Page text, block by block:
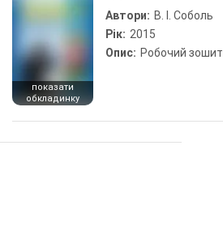
показати
обкладинку
Автори: В. І. Соболь
Рік: 2015
Опис: Робочий зошит